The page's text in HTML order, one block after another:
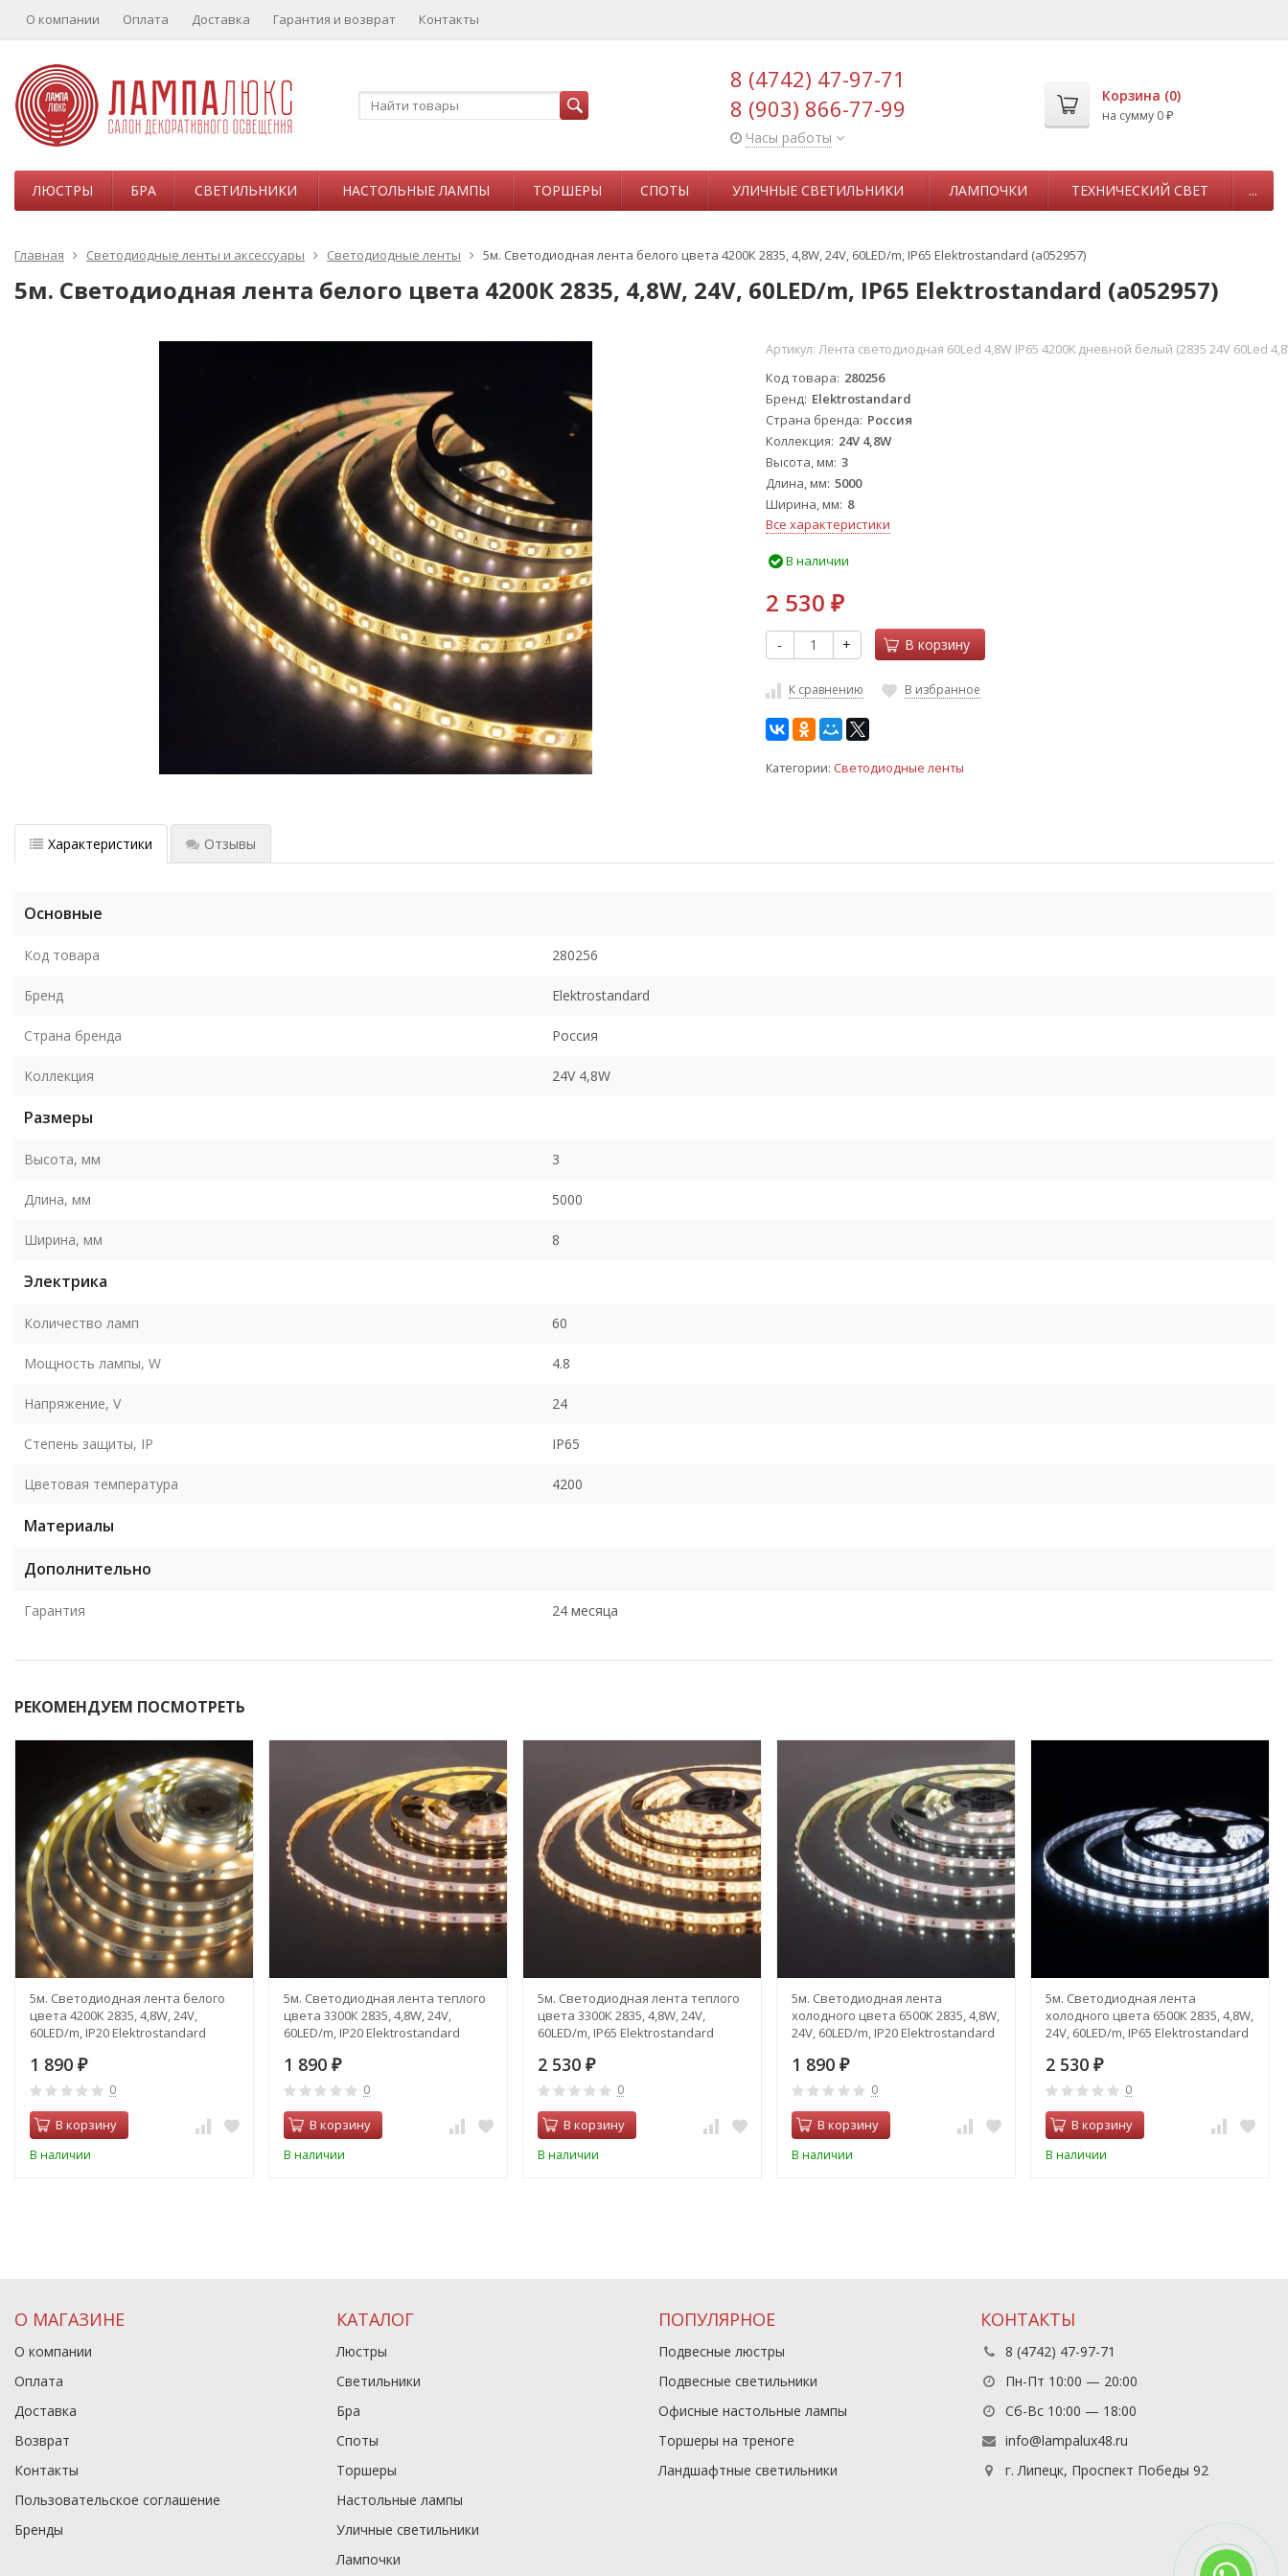
О компании Оплата Доставка Гарантия и возврат Контакты
8 (4742) 47-97-71
8 (903) 866-77-99
Часы работы
Корзина (0)
на сумму 0 ₽
ЛЮСТРЫ БРА СВЕТИЛЬНИКИ НАСТОЛЬНЫЕ ЛАМПЫ ТОРШЕРЫ СПОТЫ УЛИЧНЫЕ СВЕТИЛЬНИКИ ЛАМПОЧКИ ТЕХНИЧЕСКИЙ СВЕТ ...
Главная Светодиодные ленты и аксессуары Светодиодные ленты 5м. Светодиодная лента белого цвета 4200К 2835, 4,8W, 24V, 60LED/m, IP65 Elektrostandard (a052957)
5м. Светодиодная лента белого цвета 4200К 2835, 4,8W, 24V, 60LED/m, IP65 Elektrostandard (a052957)
Артикул: Лента светодиодная 60Led 4,8W IP65 4200K дневной белый (2835 24V 60Led
Код товара 280256
Бренд Elektrostandard
Страна бренда Россия
Коллекция 24V 4,8W
Высота, мм 3
Длина, мм 5000
Ширина, мм 8
Все характеристики
В наличии
2 530 ₽
- + В корзину
К сравнению В избранное
Категории: Светодиодные ленты
Характеристики Отзывы
Основные
Код товара 280256
Бренд Elektrostandard
Страна бренда Россия
Коллекция 24V 4,8W
Размеры
Высота, мм 3
Длина, мм 5000
Ширина, мм 8
Электрика
Количество ламп 60
Мощность лампы, W 4.8
Напряжение, V 24
Степень защиты, IP IP65
Цветовая температура 4200
Материалы
Дополнительно
Гарантия 24 месяца
РЕКОМЕНДУЕМ ПОСМОТРЕТЬ
5м. Светодиодная лента белого
цвета 4200К 2835, 4,8W, 24V,
60LED/m, IP20 Elektrostandard
1 890 ₽
0
В корзину
В наличии
5м. Светодиодная лента теплого
цвета 3300К 2835, 4,8W, 24V,
60LED/m, IP20 Elektrostandard
1 890 ₽
0
В корзину
В наличии
5м. Светодиодная лента теплого
цвета 3300К 2835, 4,8W, 24V,
60LED/m, IP65 Elektrostandard
2 530 ₽
0
В корзину
В наличии
5м. Светодиодная лента
холодного цвета 6500К 2835, 4,8W,
24V, 60LED/m, IP20 Elektrostandard
1 890 ₽
0
В корзину
В наличии
5м. Светодиодная лента
холодного цвета 6500К 2835, 4,8W,
24V, 60LED/m, IP65 Elektrostandard
2 530 ₽
0
В корзину
В наличии
О МАГАЗИНЕ
О компании
Оплата
Доставка
Возврат
Контакты
Пользовательское соглашение
Бренды
КАТАЛОГ
Люстры
Светильники
Бра
Споты
Торшеры
Настольные лампы
Уличные светильники
Лампочки
ПОПУЛЯРНОЕ
Подвесные люстры
Подвесные светильники
Офисные настольные лампы
Торшеры на треноге
Ландшафтные светильники
КОНТАКТЫ
8 (4742) 47-97-71
Пн-Пт 10:00 — 20:00
Сб-Вс 10:00 — 18:00
info@lampalux48.ru
г. Липецк, Проспект Победы 92